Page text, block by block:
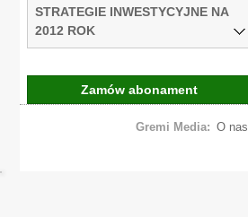
STRATEGIE INWESTYCYJNE NA
2012 ROK
Zamów abonament
Gremi Media: O nas